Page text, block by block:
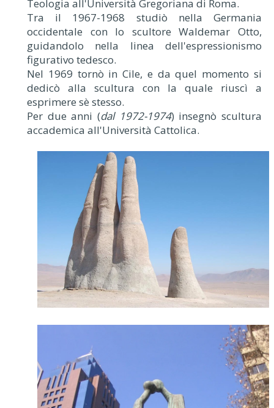
Teologia all'Università Gregoriana di Roma.
Tra il 1967-1968 studiò nella Germania
occidentale con lo scultore Waldemar Otto,
guidandolo nella linea dell'espressionismo
figurativo tedesco.
Nel 1969 tornò in Cile, e da quel momento si
dedicò alla scultura con la quale riuscì a
esprimere sè stesso.
Per due anni (dal 1972-1974) insegnò scultura
accademica all'Università Cattolica.